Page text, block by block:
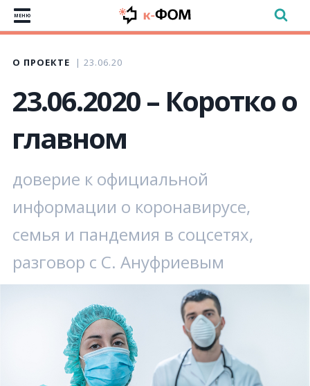
МЕНЮ
О ПРОЕКТЕ 23.06.20
23.06.2020 – Коротко о
главном
доверие к официальной
информации о коронавирусе,
семья и пандемия в соцсетях,
разговор с С. Ануфриевым